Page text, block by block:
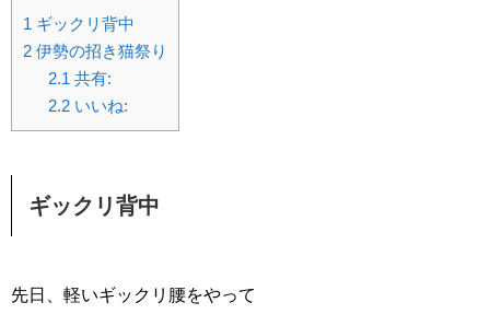
1 ギックリ背中
2 伊勢の招き猫祭り
2.1 共有:
2.2いいね:
ギックリ背中
先日、軽いギックリ腰をやって